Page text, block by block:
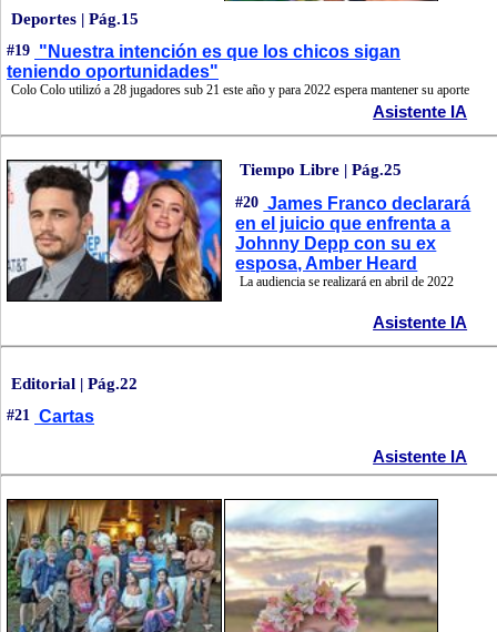
Deportes | Pág.15
#19 "Nuestra intención es que los chicos sigan
teniendo oportunidades"
Colo Colo utilizó a 28 jugadores sub 21 este año y para 2022 espera mantener su aporte
Asistente IA
Tiempo Libre | Pág.25
#20 James Franco declarará
en el juicio que enfrenta a
Johnny Depp con su ex
esposa, Amber Heard
La audiencia se realizará en abril de 2022
Asistente IA
Editorial | Pág.22
#21 Cartas
Asistente IA